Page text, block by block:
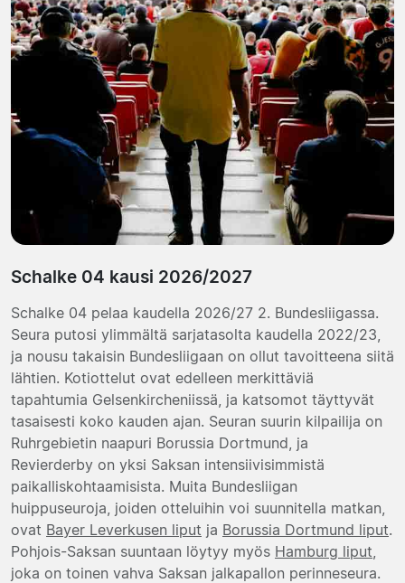
Schalke 04 kausi 2026/2027
Schalke 04 pelaa kaudella 2026/27 2. Bundesliigassa.
Seura putosi ylimmältä sarjatasolta kaudella 2022/23,
ja nousu takaisin Bundesliigaan on ollut tavoitteena siitä
lähtien. Kotiottelut ovat edelleen merkittäviä
tapahtumia Gelsenkircheniissä, ja katsomot täyttyvät
tasaisesti koko kauden ajan. Seuran suurin kilpailija on
Ruhrgebietin naapuri Borussia Dortmund, ja
Revierderby on yksi Saksan intensiivisimmistä
paikalliskohtaamisista. Muita Bundesliigan
huippuseuroja, joiden otteluihin voi suunnitella matkan,
ovat Bayer Leverkusen liput ja Borussia Dortmund liput.
Pohjois-Saksan suuntaan löytyy myös Hamburg liput
joka on toinen vahva Saksan jalkapallon perinneseura.